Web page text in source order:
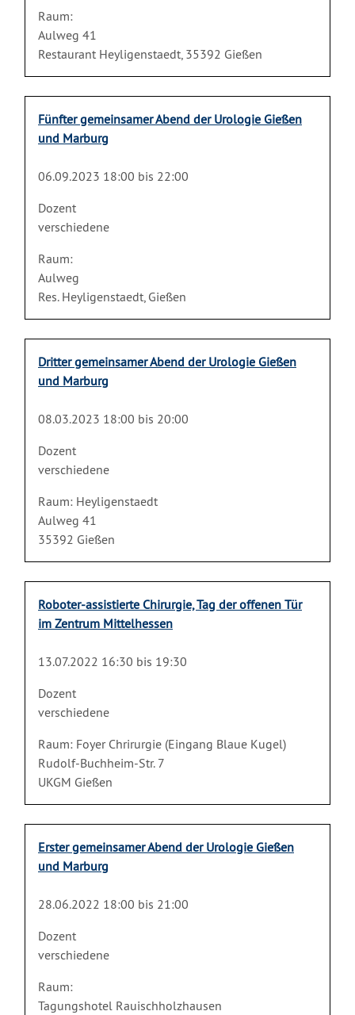
Raum:
Aulweg 41
Restaurant Heyligenstaedt, 35392 Gießen
Fünfter gemeinsamer Abend der Urologie Gießen
und Marburg
06.09.2023 18:00 bis 22:00
Dozent
verschiedene
Raum:
Aulweg
Res. Heyligenstaedt, Gießen
Dritter gemeinsamer Abend der Urologie Gießen
und Marburg
08.03.2023 18:00 bis 20:00
Dozent
verschiedene
Raum: Heyligenstaedt
Aulweg 41
35392 Gießen
Roboter-assistierte Chirurgie, Tag der offenen Tür
im Zentrum Mittelhessen
13.07.2022 16:30 bis 19:30
Dozent
verschiedene
Raum: Foyer Chrirurgie (Eingang Blaue Kugel)
Rudolf-Buchheim-Str. 7
UKGM Gießen
Erster gemeinsamer Abend der Urologie Gießen
und Marburg
28.06.2022 18:00 bis 21:00
Dozent
verschiedene
Raum:
Tagungshotel Rauischholzhausen